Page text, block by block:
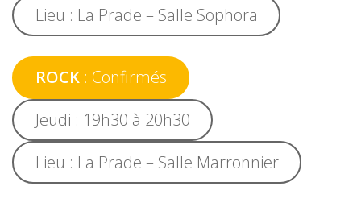
Lieu : La Prade – Salle Sophora
ROCK: Confirmés
Jeudi : 19h30 à 20h30
Lieu : La Prade – Salle Marronnier